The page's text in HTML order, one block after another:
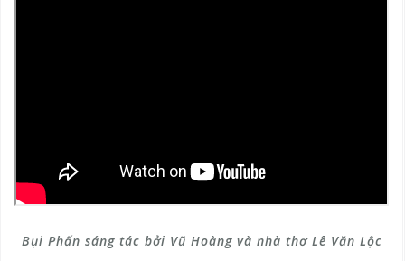
Bụi Phấn sáng tác bởi Vũ Hoàng và nhà thơ Lê Văn Lộc